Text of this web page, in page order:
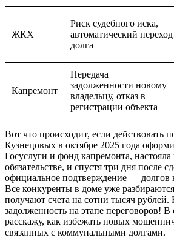
ЖКХ
Риск судебного иска,
автоматический переход
долга
Капремонт
Передача
задолженности новому
владельцу, отказ в
регистрации объекта
Вот что происходит, если действовать
Кузнецовых в октябре 2025 года
Госуслуги и фонд капремонта,
обязательстве, и спустя три дня после
официальное подтверждение — долгов
Все конкуренты в доме уже
получают счета на сотни тысяч рублей.
задолженность на этапе переговоров!
расскажу, как избежать новых
связанных с коммунальными долгами.